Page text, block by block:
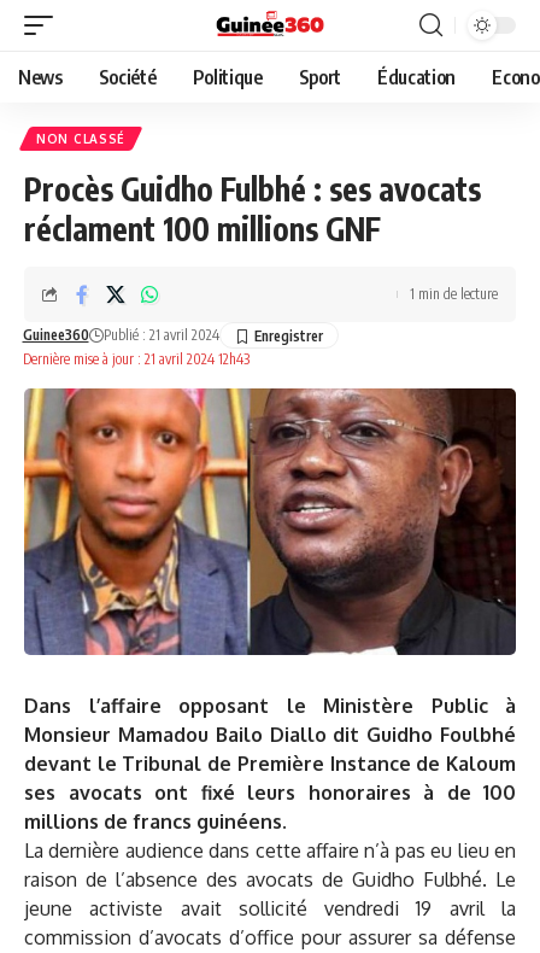
News Société Politique Sport Éducation
NON CLASSÉ
Procès Guidho Fulbhé : ses avocats
réclament 100 millions GNF
Dernière mise à jour : 21 avril 2024 12h43
Guinee360 Publié : 21 avril 2024
1 min de lecture
Dans l’affaire opposant le Ministère Public à
Monsieur Mamadou Bailo Diallo dit Guidho Foulbhé
devant le Tribunal de Première Instance de Kaloum
ses avocats ont fixé leurs honoraires à de 100
millions de francs guinéens.
La dernière audience dans cette affaire n’à pas eu lieu en
raison de l’absence des avocats de Guidho Fulbhé. Le
jeune activiste avait sollicité vendredi 19 avril la
commission d’avocats d’office pour assurer sa défense